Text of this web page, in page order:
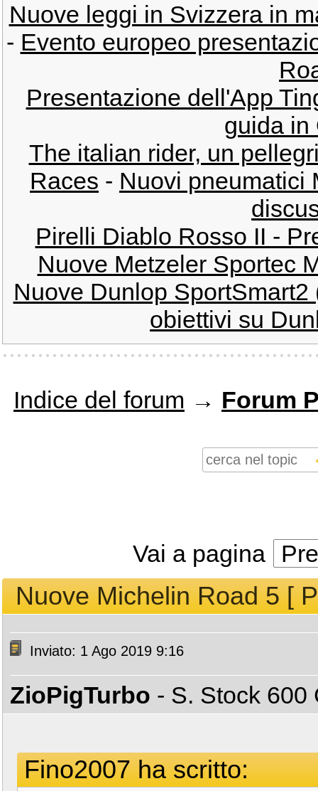
Nuove leggi in Svizzera in
- Evento europeo
Presentazione dell'App
guida in
The italian rider, un
Races - Nuovi pneumatici
Pirelli Diablo Rosso II -
Nuove Metzeler Sportec
Nuove Dunlop
obiettivi su
Indice del forum → Forum
Vai a pagina
Nuove Michelin Road 5 [
Inviato: 1 Ago 2019 9:16
ZioPigTurbo - S. Stock
Fino2007 ha scritto: